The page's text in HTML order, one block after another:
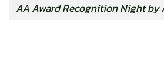
AA Award Recognition Night by